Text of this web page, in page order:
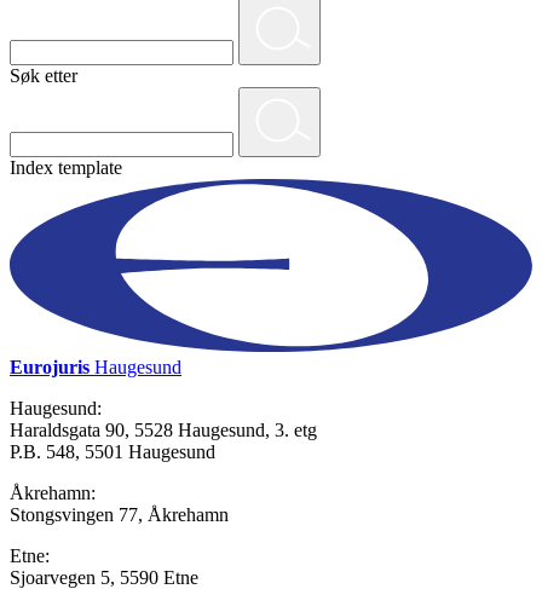
Søk etter
Index template
Eurojuris Haugesund
Haugesund:
Haraldsgata 90, 5528 Haugesund, 3. etg
P.B. 548, 5501 Haugesund
Åkrehamn:
Stongsvingen 77, Åkrehamn
Etne:
Sjoarvegen 5, 5590 Etne